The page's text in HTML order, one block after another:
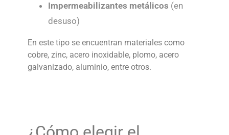
Impermeabilizantes metálicos (en
desuso)
En este tipo se encuentran materiales como
cobre, zinc, acero inoxidable, plomo, acero
galvanizado, aluminio, entre otros.